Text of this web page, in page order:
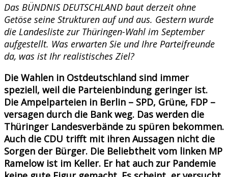
Das BÜNDNIS DEUTSCHLAND baut derzeit ohne
Getöse seine Strukturen auf und aus. Gestern wurde
die Landesliste zur Thüringen-Wahl im September
aufgestellt. Was erwarten Sie und Ihre Parteifreunde
da, was ist Ihr realistisches Ziel?
Die Wahlen in Ostdeutschland sind immer
speziell, weil die Parteienbindung geringer ist.
Die Ampelparteien in Berlin – SPD, Grüne, FDP –
versagen durch die Bank weg. Das werden die
Thüringer Landesverbände zu spüren bekommen.
Auch die CDU trifft mit ihren Aussagen nicht die
Sorgen der Bürger. Die Beliebtheit vom linken MP
Ramelow ist im Keller. Er hat auch zur Pandemie